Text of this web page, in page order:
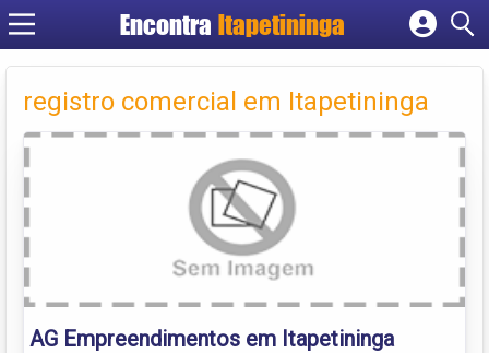
Encontra Itapetininga
Cadastrar empresa
Criar conta
registro comercial em Itapetininga
AG Empreendimentos em Itapetininga